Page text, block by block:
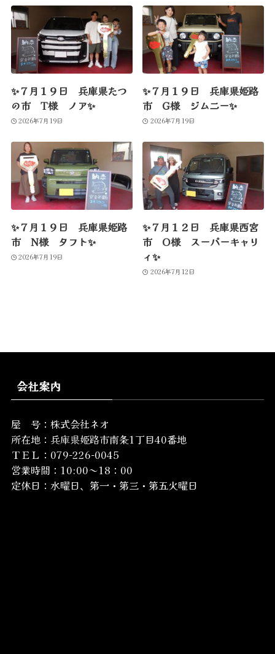
✨７月１９日 兵庫県たつ
の市 T様 ノア✨
2026年7月19日
✨７月１９日 兵庫県姫路
市 G様 ジムニー✨
2026年7月19日
✨７月１９日 兵庫県姫路
市 N様 タフト✨
2026年7月19日
✨７月１２日 兵庫県西宮
市 O様 スーパーキャリ
ィ✨
2026年7月12日
会社案内
屋 号：株式会社ネオ
所在地： 兵庫県姫路市南条1丁目40番地
ＴＥＬ：079-226-0045
営業時間：10:00～18：00
定休日：水曜日、第一・第三・第五火曜日